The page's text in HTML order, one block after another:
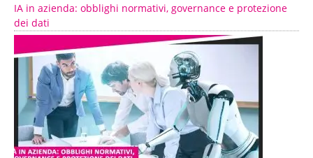
IA in azienda: obblighi normativi, governance e protezione
dei dati